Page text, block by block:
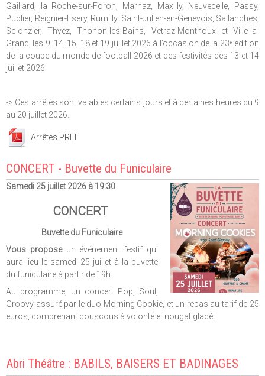
Gaillard, la Roche-sur-Foron, Marnaz, Maxilly, Neuvecelle, Passy,
Publier, Reignier-Esery, Rumilly, Saint-Julien-en-Genevois, Sallanches,
Scionzier, Thyez, Thonon-les-Bains, Vetraz-Monthoux et Ville-la-
Grand, les 9, 14, 15, 18 et 19 juillet 2026 à l’occasion de la 23ᵉ édition
de la coupe du monde de football 2026 et des festivités des 13 et 14
juillet 2026
-> Ces arrêtés sont valables certains jours et à certaines heures du 9
au 20 juillet 2026.
Arrêtés PREF
CONCERT - Buvette du Funiculaire
Samedi 25 juillet 2026 à 19:30
CONCERT
Buvette du Funiculaire
Vous propose un événement festif qui
aura lieu le samedi 25 juillet à la buvette
du funiculaire à partir de 19h.
Au programme, un concert Pop, Soul,
Groovy assuré par le duo Morning Cookie, et un repas au tarif de 25
euros, comprenant couscous à volonté et nougat glacé!
Abri Théâtre : BABILS, BAISERS ET BADINAGES